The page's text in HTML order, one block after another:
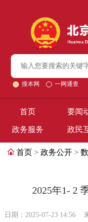
搜本网 一网通查
首页 要闻
政务服务 政民
首页 > 政务公开 >
2025年1- 2
日期：2025-07-23 14:56